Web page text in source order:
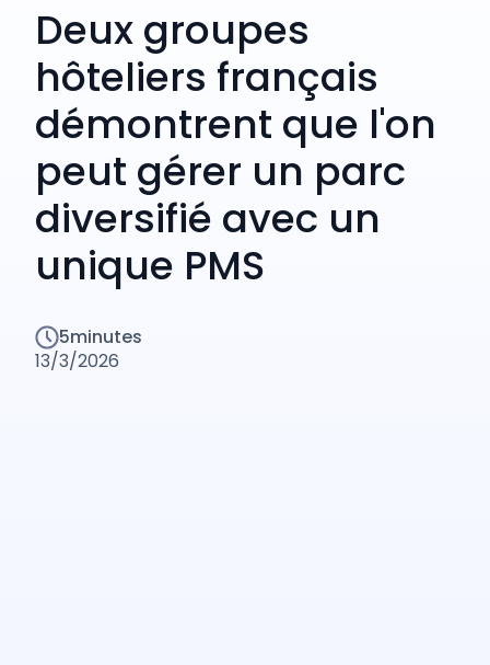
Deux groupes
hôteliers français
démontrent que l'on
peut gérer un parc
diversifié avec un
unique PMS
5minutes
13/3/2026